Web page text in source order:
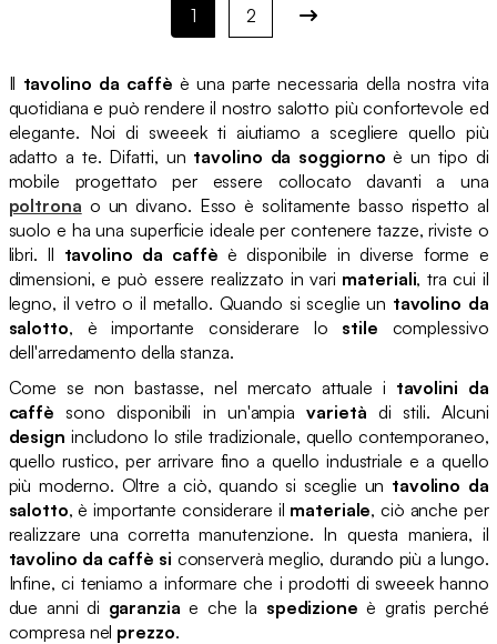
1 2
Il tavolino da caffè è una parte necessaria della nostra vita
quotidiana e può rendere il nostro salotto più confortevole ed
elegante. Noi di sweeek ti aiutiamo a scegliere quello più
adatto a te. Difatti, un tavolino da soggiorno è un tipo di
mobile progettato per essere collocato davanti a una
poltrona o un divano. Esso è solitamente basso rispetto al
suolo e ha una superficie ideale per contenere tazze, riviste o
libri. Il tavolino da caffè è disponibile in diverse forme e
dimensioni, e può essere realizzato in vari materiali, tra cui il
legno, il vetro o il metallo. Quando si sceglie un tavolino da
salotto, è importante considerare lo stile complessivo
dell'arredamento della stanza.
Come se non bastasse, nel mercato attuale i tavolini da
caffè sono disponibili in un'ampiavarietà di stili. Alcuni
design includono lo stile tradizionale, quello contemporaneo,
quello rustico, per arrivare fino a quello industriale e a quello
più moderno. Oltre a ciò, quando si sceglie un tavolino da
salotto, è importante considerare il materiale, ciò anche per
realizzare una corretta manutenzione. In questa maniera, il
tavolino da caffè si conserverà meglio, durando più a lungo.
Infine, ci teniamo a informare che i prodotti di sweeek hanno
due anni di garanzia e che la spedizione è gratis perché
compresa nel prezzo.